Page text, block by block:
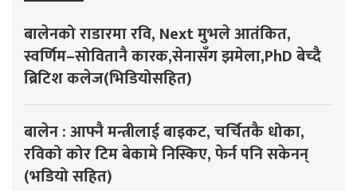
बालेनको राडारमा रवि, Next मुभले आतंकित,
स्वर्णिम–सोवितानै कारक,सेनासँग झमेला,PhD बेच्दै
ब्रिटिश कलेज(भिडियोसहित)
बालेन : आफ्नै मन्त्रीलाई बाइकट, चर्चितकै धोका,
रविको कोर टिम बेकामे निस्किए, फेर्न पनि सकेनन्
(भडियो सहित)